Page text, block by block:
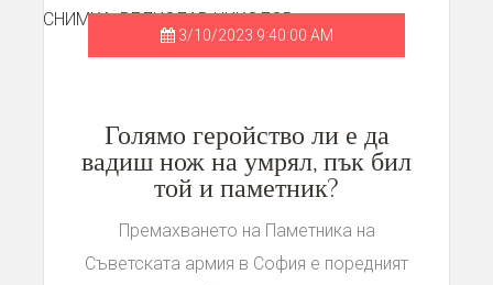
3/10/2023 9:40:00 AM
Голямо геройство ли е да
вадиш нож на умрял, пък бил
той и паметник?
Премахването на Паметника на
Съветската армия в София е поредният